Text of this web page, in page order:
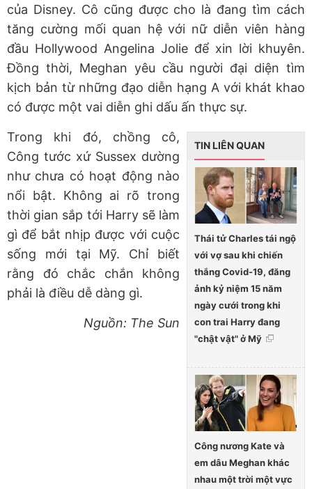
của Disney. Cô cũng được cho là đang tìm cách
tăng cường mối quan hệ với nữ diễn viên hàng
đầu Hollywood Angelina Jolie để xin lời khuyên.
Đồng thời, Meghan yêu cầu người đại diện tìm
kịch bản từ những đạo diễn hạng A với khát khao
có được một vai diễn ghi dấu ấn thực sự.
TIN LIÊN QUAN
Thái tử Charles tái ngộ
với vợ sau khi chiến
thắng Covid-19, đăng
ảnh kỷ niệm 15 năm
ngày cưới trong khi
con trai Harry đang
"chật vật" ở Mỹ
Công nương Kate và
em dâu Meghan khác
nhau một trời một vực
Trong khi đó, chồng cô,
Công tước xứ Sussex dường
như chưa có hoạt động nào
nổi bật. Không ai rõ trong
thời gian sắp tới Harry sẽ làm
gì để bắt nhịp được với cuộc
sống mới tại Mỹ. Chỉ biết
rằng đó chắc chắn không
phải là điều dễ dàng gì.
Nguồn: The Sun